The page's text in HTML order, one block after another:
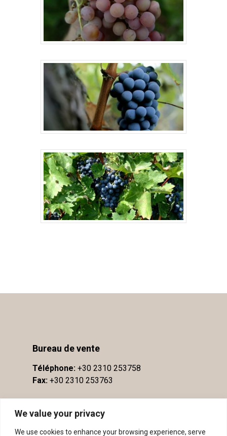
We value your privacy
We use cookies to enhance your browsing experience, serve
Bureau de vente
Téléphone: +30 2310 253758
Fax: +30 2310 253763